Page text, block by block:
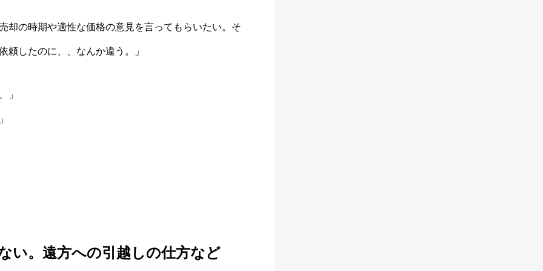
却の時期や適性な価格の意見を言ってもらいたい。そ
頼したのに、、なんか違う。」
」
い。遠方への引越しの仕方など